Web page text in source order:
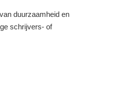
duurzaamheid en
schrijvers- of